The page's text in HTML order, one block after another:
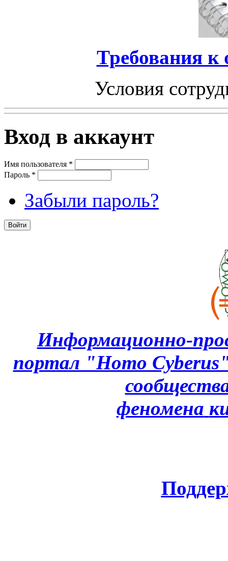
Требования к
Условия
Вход в аккаунт
Имя пользователя *
Пароль *
Забыли пароль?
Информационно-
портал "Homo
феномена